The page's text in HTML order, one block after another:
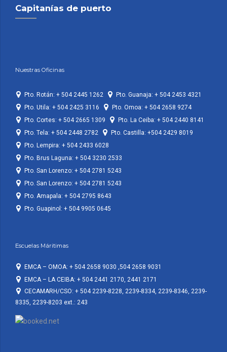
Capitanías de puerto
Nuestras Oficinas
Pto. Rotán: + 504 2445 1262
Pto. Guanaja: + 504 2453 4321
Pto. Utila: + 504 2425 3116
Pto. Omoa: + 504 2658 9274
Pto. Cortes: + 504 2665 1309
Pto. La Ceiba: + 504 2440 8141
Pto. Tela: + 504 2448 2782
Pto. Castilla: +504 2429 8019
Pto. Lempira: + 504 2433 6028
Pto. Brus Laguna: + 504 3230 2533
Pto. San Lorenzo: + 504 2781 5243
Pto. San Lorenzo: + 504 2781 5243
Pto. Amapala: + 504 2795 8643
Pto. Guapinol: + 504 9905 0645
Escuelas Máritimas
EMCA – OMOA: + 504 2658 9030 ,504 2658 9031
EMCA – LA CEIBA: + 504 2441 2170, 2441 2171
CECAMARH/CSO: + 504 2239-8228, 2239-8334, 2239-8346, 2239-
8335, 2239-8203 ext.: 243